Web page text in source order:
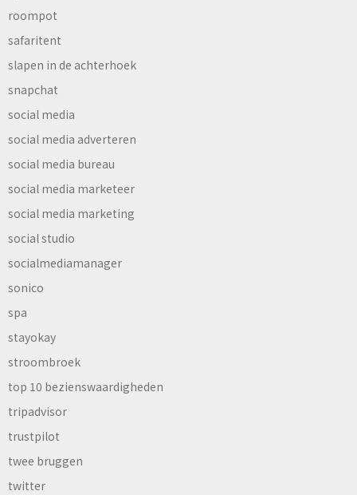
roompot
safaritent
slapen in de achterhoek
snapchat
social media
social media adverteren
social media bureau
social media marketeer
social media marketing
social studio
socialmediamanager
sonico
spa
stayokay
stroombroek
top 10 bezienswaardigheden
tripadvisor
trustpilot
twee bruggen
twitter